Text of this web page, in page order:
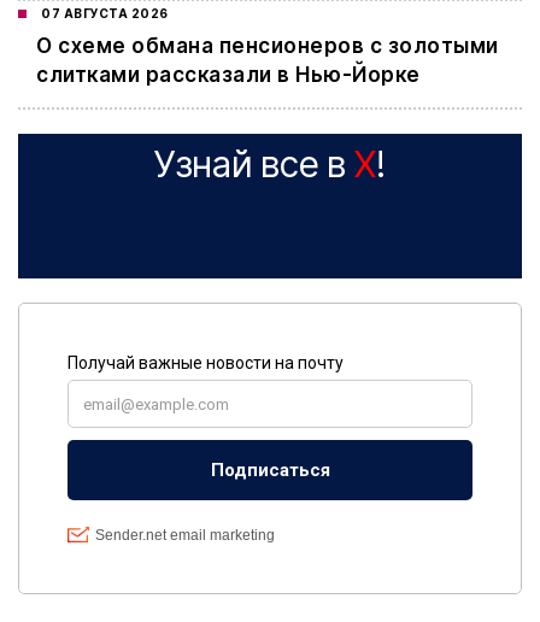
07 АВГУСТА 2026
О схеме обмана пенсионеров с золотыми
слитками рассказали в Нью-Йорке
Узнай все в X!